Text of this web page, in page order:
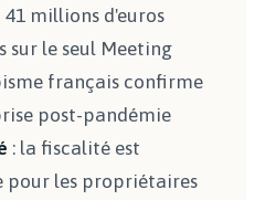
41 millions d'euros
sur le seul Meeting
français confirme
post-pandémie
: la fiscalité est
pour les propriétaires